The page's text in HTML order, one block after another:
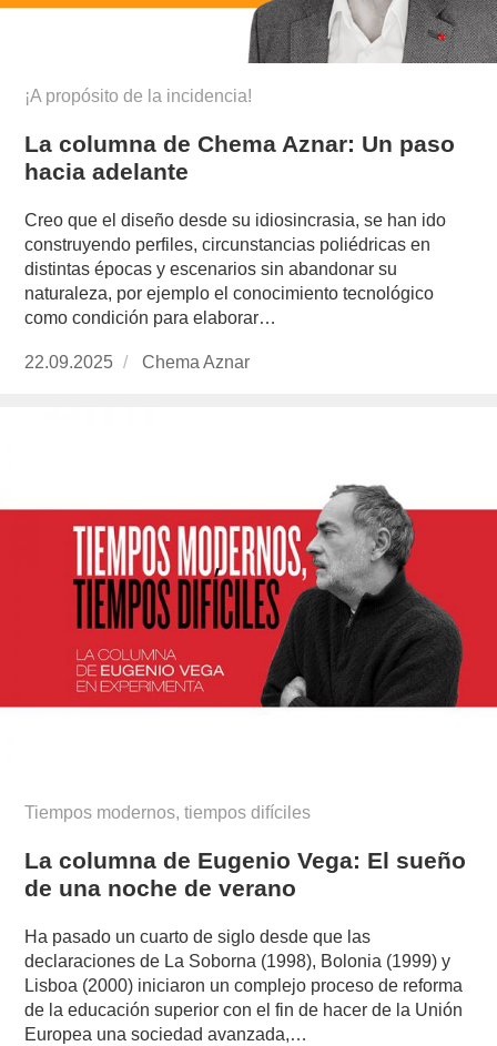
¡A propósito de la incidencia!
La columna de Chema Aznar: Un paso
hacia adelante
Creo que el diseño desde su idiosincrasia, se han ido
construyendo perfiles, circunstancias poliédricas en
distintas épocas y escenarios sin abandonar su
naturaleza, por ejemplo el conocimiento tecnológico
como condición para elaborar…
Publicado
22.09.2025
https://www.experimenta.es/author/chema-
Chema Aznar
Tiempos modernos, tiempos difíciles
La columna de Eugenio Vega: El sueño
de una noche de verano
Ha pasado un cuarto de siglo desde que las
declaraciones de La Soborna (1998), Bolonia (1999) y
Lisboa (2000) iniciaron un complejo proceso de reforma
de la educación superior con el fin de hacer de la Unión
Europea una sociedad avanzada,…